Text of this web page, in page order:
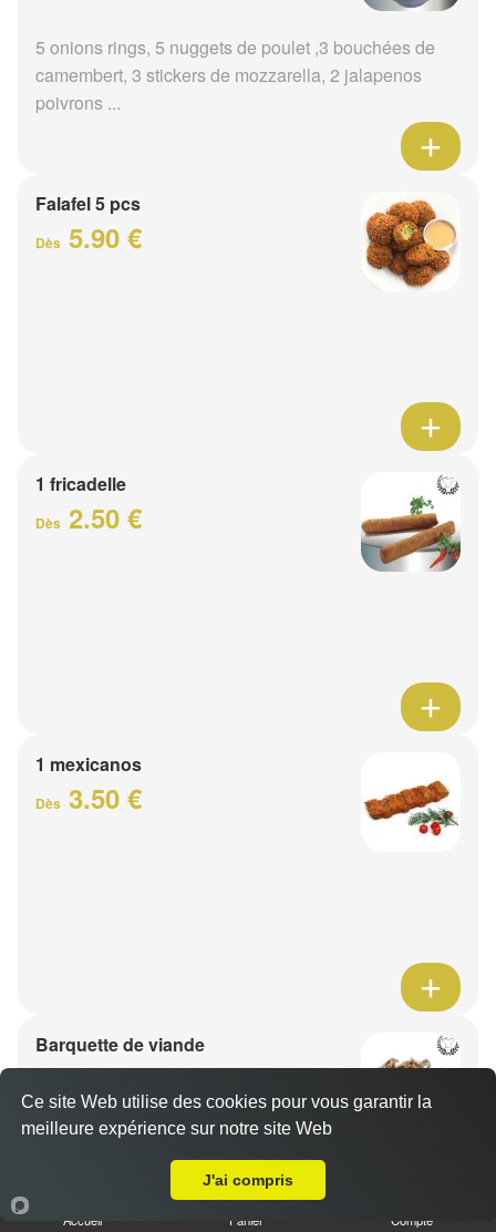
5 onions rings, 5 nuggets de poulet ,3 bouchées de
camembert, 3 stickers de mozzarella, 2 jalapenos
poivrons ...
Falafel 5 pcs
Dès 5.90 €
1 fricadelle
Dès 2.50 €
1 mexicanos
Dès 3.50 €
Barquette de viande
7.50 €
1 viande au choix
Accueil Panier Compte
Ce site Web utilise des cookies pour vous garantir la
meilleure expérience sur notre site Web
J'ai compris